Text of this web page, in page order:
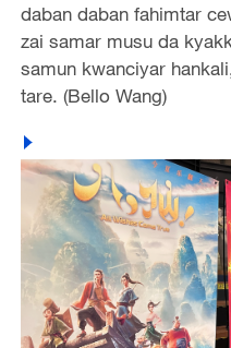
daban daban fahimtar
zai samar musu da
samun kwanciyar
tare. (Bello Wang)